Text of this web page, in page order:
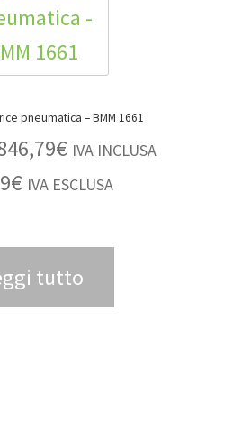
Pinza aggraffatrice pneumatica – BMM 1661
€ IVA INCLUSA
€ IVA ESCLUSA
tutto